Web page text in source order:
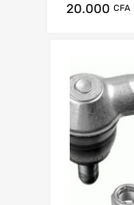
20.000 CFA